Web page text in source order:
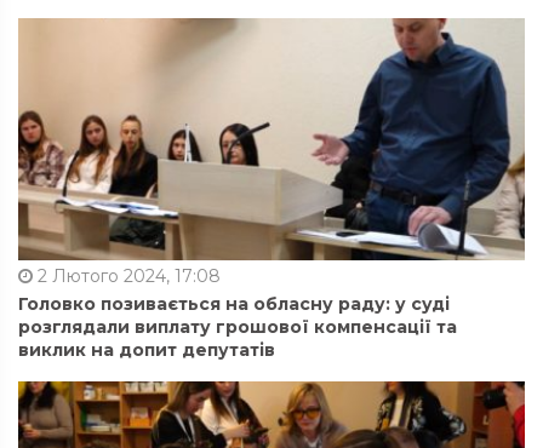
2 Лютого 2024, 17:08
Головко позивається на обласну раду: у суді
розглядали виплату грошової компенсації та
виклик на допит депутатів